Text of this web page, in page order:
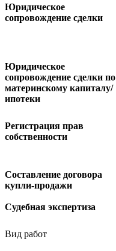
Юридическое
сопровождение сделки
Юридическое
сопровождение сделки по
материнскому капиталу/
ипотеки
Регистрация прав
собственности
Составление договора
купли-продажи
Судебная экспертиза
Вид работ